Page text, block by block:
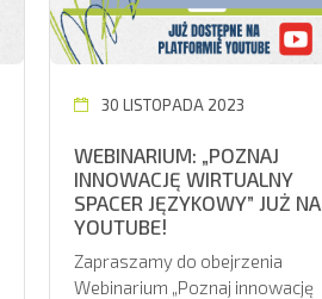
30 LISTOPADA 2023
WEBINARIUM: „POZNAJ
INNOWACJĘ WIRTUALNY
SPACER JĘZYKOWY” JUŻ NA
YOUTUBE!
Zapraszamy do obejrzenia
Webinarium „Poznaj innowację